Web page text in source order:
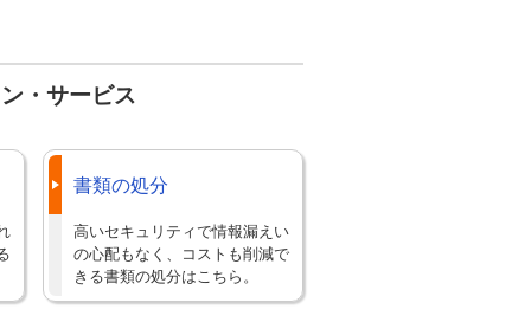
・サービス
書類の処分
高いセキュリティで情報漏えい
の心配もなく、コストも削減で
きる書類の処分はこちら。